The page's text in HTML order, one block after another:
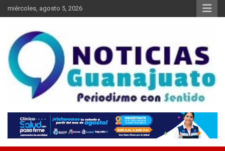
to
miércoles, agosto 5, 2026
Noticias Guanajuato